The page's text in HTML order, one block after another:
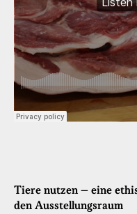
Tiere nutzen – eine
den Ausstellungsraum